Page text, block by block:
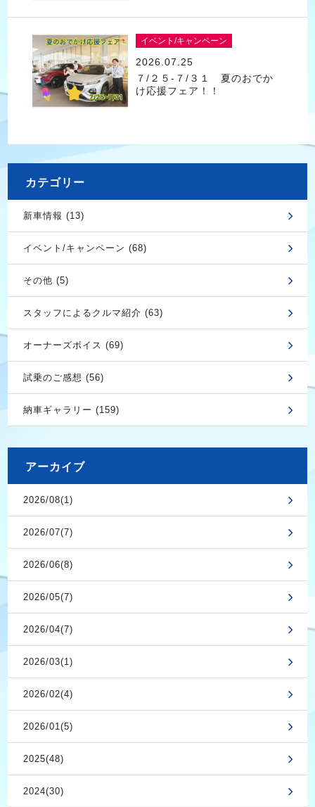
イベント/キャンペーン
2026.07.25
７/２５-７/３１ 夏のおでか
け応援フェア！！
カテゴリー
新車情報 (13)
イベント/キャンペーン (68)
その他 (5)
スタッフによるクルマ紹介 (63)
オーナーズボイス (69)
試乗のご感想 (56)
納車ギャラリー (159)
アーカイブ
2026/08(1)
2026/07(7)
2026/06(8)
2026/05(7)
2026/04(7)
2026/03(1)
2026/02(4)
2026/01(5)
2025(48)
2024(30)